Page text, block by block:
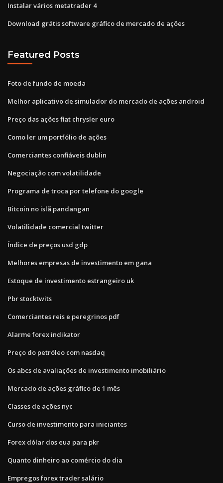
Instalar vários metatrader 4
Download grátis software gráfico de mercado de ações
Featured Posts
Foto de fundo de moeda
Melhor aplicativo de simulador do mercado de ações android
Preço das ações fiat chrysler euro
Como ler um portfólio de ações
Comerciantes confiáveis ​​dublin
Negociação com volatilidade
Programa de troca por telefone do google
Bitcoin no islã pandangan
Volatilidade comercial twitter
Índice de preços usd gdp
Melhores empresas de investimento em gana
Estoque de investimento estrangeiro uk
Pbr stocktwits
Comerciantes reis e peregrinos pdf
Alarme forex indikator
Preço do petróleo com nasdaq
Os abcs de avaliações de investimento imobiliário
Mercado de ações gráfico de 1 mês
Classes de ações nyc
Curso de investimento para iniciantes
Forex dólar dos eua para pkr
Quanto dinheiro ao comércio do dia
Empregos forex trader salário